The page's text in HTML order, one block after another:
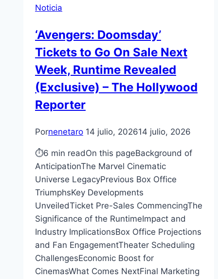
Noticia
‘Avengers: Doomsday’
Tickets to Go On Sale Next
Week, Runtime Revealed
(Exclusive) – The Hollywood
Reporter
Pornenetaro 14 julio, 202614 julio, 2026
⏱6 min readOn this pageBackground of
AnticipationThe Marvel Cinematic
Universe LegacyPrevious Box Office
TriumphsKey Developments
UnveiledTicket Pre-Sales CommencingThe
Significance of the RuntimeImpact and
Industry ImplicationsBox Office Projections
and Fan EngagementTheater Scheduling
ChallengesEconomic Boost for
CinemasWhat Comes NextFinal Marketing